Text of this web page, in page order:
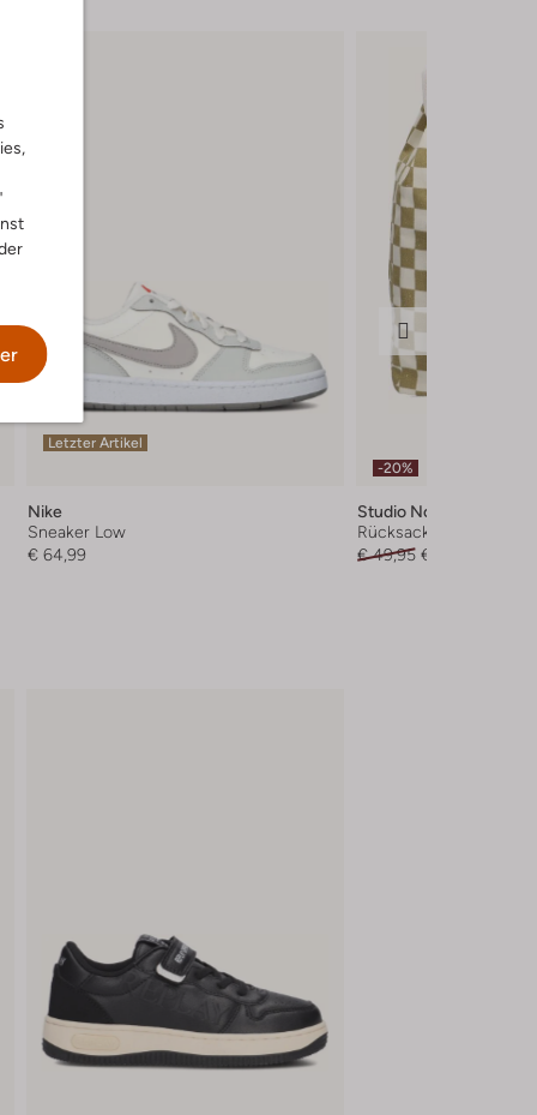
Letzter Artikel
Nike
Sneaker Low
€ 64,99
-20%
Studio Noos
Rücksacke
€ 49,95 € 39,99